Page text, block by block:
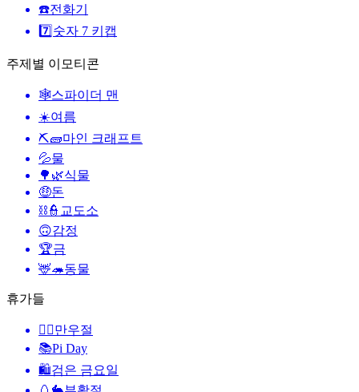
☎️전화기
7️⃣ 숫자 7 키캡
주제별 이모티콘
🕸️스파이더 맨
☀️여름
⛏🧱마인 크래프트
💦물
🌳🌿식물
🤑돈
⛓️👮 교도소
🙃감정
🏆금
🦌🦔동물
휴가들
🙆‍♂️만우절
📚Pi Day
🛍검은 금요일